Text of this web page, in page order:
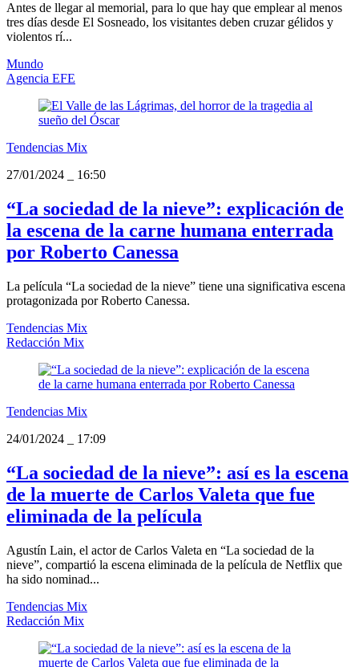
Antes de llegar al memorial, para lo que hay que emplear al menos
tres días desde El Sosneado, los visitantes deben cruzar gélidos y
violentos rí...
Mundo
Agencia EFE
Tendencias Mix
27/01/2024
16:50
“La sociedad de la nieve”: explicación de
la escena de la carne humana enterrada
por Roberto Canessa
La película “La sociedad de la nieve” tiene una significativa escena
protagonizada por Roberto Canessa.
Tendencias Mix
Redacción Mix
Tendencias Mix
24/01/2024
17:09
“La sociedad de la nieve”: así es la escena
de la muerte de Carlos Valeta que fue
eliminada de la película
Agustín Lain, el actor de Carlos Valeta en “La sociedad de la
nieve”, compartió la escena eliminada de la película de Netflix que
ha sido nominad...
Tendencias Mix
Redacción Mix